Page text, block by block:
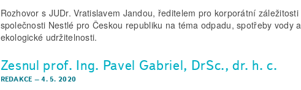
Rozhovor s JUDr. Vratislavem Jandou, ředitelem pro korporátní záležitosti
společnosti Nestlé pro Českou republiku na téma odpadu, spotřeby vody a
ekologické udržitelnosti.
Zesnul prof. Ing. Pavel Gabriel, DrSc., dr. h. c.
REDAKCE –4. 5. 2020